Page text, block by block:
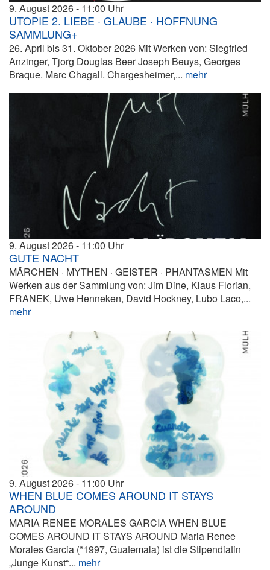
9. August 2026 11:00
UTOPIE 2. LIEBE · GLAUBE · HOFFNUNG
SAMMLUNG+
26. April bis 31. Oktober 2026 Mit Werken von: Siegfried
Anzinger, Tjorg Douglas Beer Joseph Beuys, Georges
Braque. Marc Chagall. Chargesheimer,... mehr
9. August 2026 11:00
GUTE NACHT
MÄRCHEN · MYTHEN · GEISTER · PHANTASMEN Mit
Werken aus der Sammlung von: Jim Dine, Klaus Florian,
FRANEK, Uwe Henneken, David Hockney, Lubo Laco,...
mehr
9. August 2026 11:00
WHEN BLUE COMES AROUND IT STAYS
AROUND
MARIA RENEE MORALES GARCIA WHEN BLUE
COMES AROUND IT STAYS AROUND Maria Renee
Morales Garcia (*1997, Guatemala) ist die Stipendiatin
„Junge Kunst“... mehr